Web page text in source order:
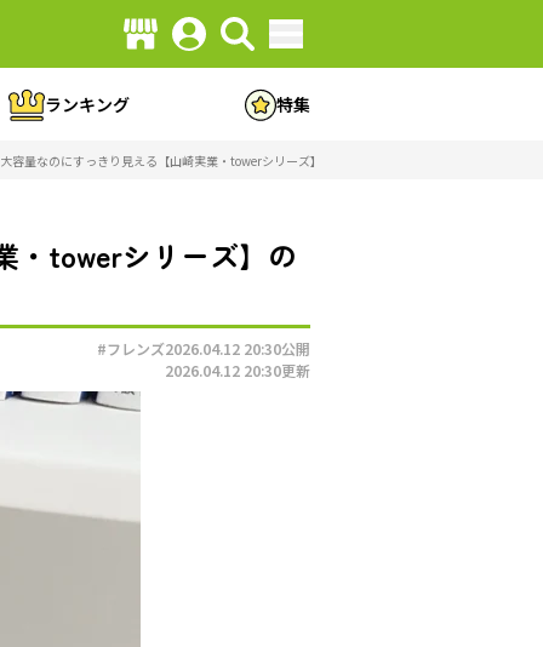
ランキング 特集
容量なのにすっきり見える【山崎実業・towerシリーズ】の神アイテム（画像4/5）
・towerシリーズ】の
#フレンズ2026.04.12 20:30公開
2026.04.12 20:30更新